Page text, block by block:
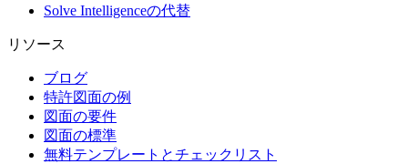
Solve Intelligenceの代替
リソース
ブログ
特許図面の例
図面の要件
図面の標準
無料テンプレートとチェックリスト